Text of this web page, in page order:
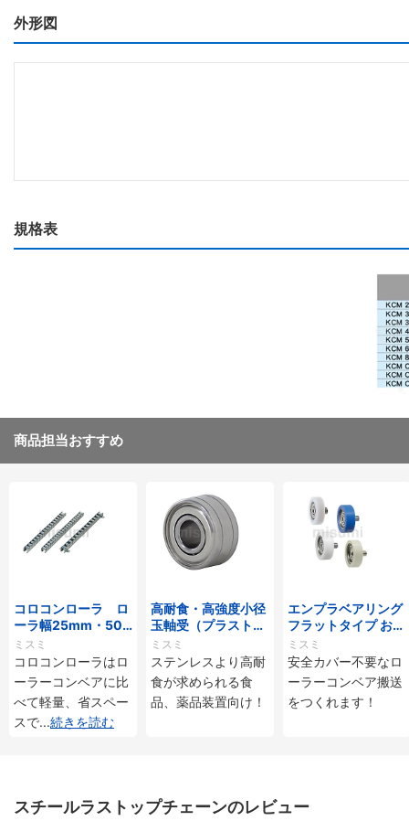
外形図
規格表
商品担当おすすめ
コロコンローラ ロ
ーラ幅25mm・50
mmタイプ
ミスミ
コロコンローラはロ
ーラーコンベアに比
べて軽量、省スペー
スで...続きを読む
高耐食・高強度小径
玉軸受（プラストロ
ベアリング）
ミスミ
ステンレスより高耐
食が求められる食
品、薬品装置向け！
エンプラベアリング
フラットタイプ おね
じ付
ミスミ
安全カバー不要なロ
ーラーコンベア搬送
をつくれます！
スチールラストップチェーンのレビュー